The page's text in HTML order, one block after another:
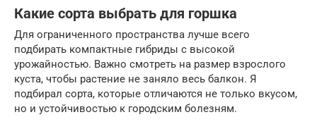
Какие сорта выбрать для горшка
Для ограниченного пространства лучше всего
подбирать компактные гибриды с высокой
урожайностью. Важно смотреть на размер взрослого
куста, чтобы растение не заняло весь балкон. Я
подбирал сорта, которые отличаются не только вкусом,
но и устойчивостью к городским болезням.